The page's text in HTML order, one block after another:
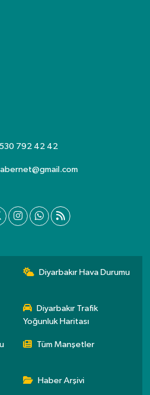
792 42 42
Diyarbakır Hava Durumu
Diyarbakır Trafik
Yoğunluk Haritası
Tüm Manşetler
Haber Arşivi